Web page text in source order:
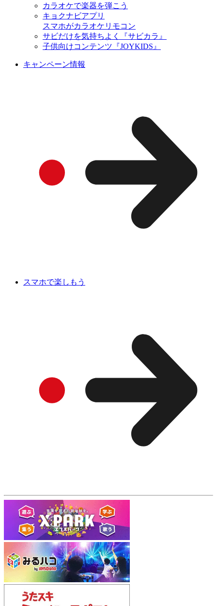
カラオケで楽器を弾こう
キョクナビアプリ
スマホがカラオケリモコン
サビだけを気持ちよく『サビカラ』
子供向けコンテンツ『JOYKIDS』
キャンペーン情報
スマホで楽しもう